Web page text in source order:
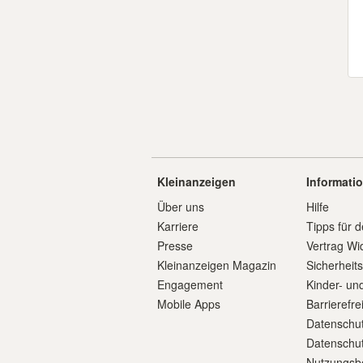
Kleinanzeigen
Über uns
Karriere
Presse
Kleinanzeigen Magazin
Engagement
Mobile Apps
Hilfe
Tipps für
Vertrag
Kinder-